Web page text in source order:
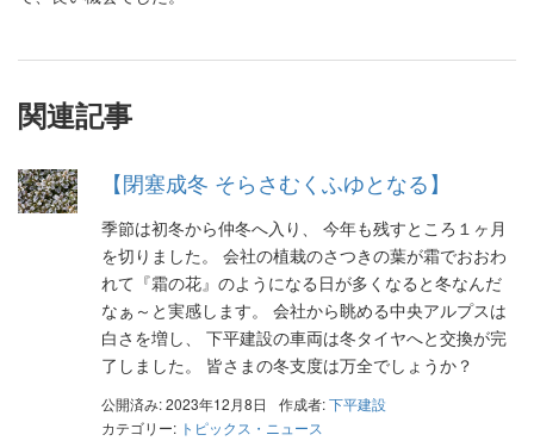
関連記事
【閉塞成冬 そらさむくふゆとなる】
季節は初冬から仲冬へ入り、 今年も残すところ１ヶ月
を切りました。 会社の植栽のさつきの葉が霜でおおわ
れて『霜の花』のようになる日が多くなると冬なんだ
なぁ～と実感します。 会社から眺める中央アルプスは
白さを増し、 下平建設の車両は冬タイヤへと交換が完
了しました。 皆さまの冬支度は万全でしょうか？
公開済み: 2023年12月8日 作成者:下平建設
カテゴリー: トピックス・ニュース